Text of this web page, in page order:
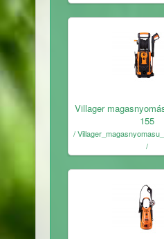
Villager
155
/
/